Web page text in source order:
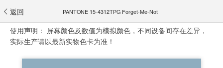
返回 PANTONE 15-4312TPG Forget-Me-Not
使用声明： 屏幕颜色及数值为模拟颜色，不同设备间存在差异，
实际生产请以最新实物色卡为准！